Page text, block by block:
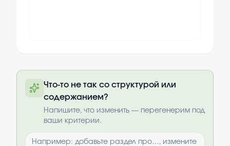
оплаты
Что-то не так со структурой или
содержанием?
Напишите, что изменить — перегенерим под
ваши критерии.